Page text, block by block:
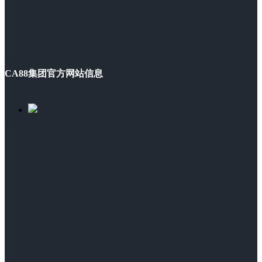
CA88集团官方网站信息